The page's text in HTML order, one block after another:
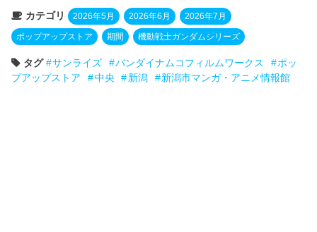
カテゴリ 2026年5月 2026年6月 2026年7月
ポップアップストア 期間 機動戦士ガンダムシリーズ
タグ サンライズ バンダイナムコフィルムワークス
ポッ
プアップストア
中央 新潟 新潟市マンガ・アニメ情報館